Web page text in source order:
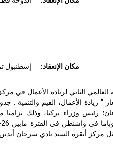
مكان الإنعقاد: إسطنبول
" ريادة الأعمال، القيم والتنمية :
رئيس وزراء تركيا، وذلك تزامنا
مركز أنقرة السيد نادي سرحان